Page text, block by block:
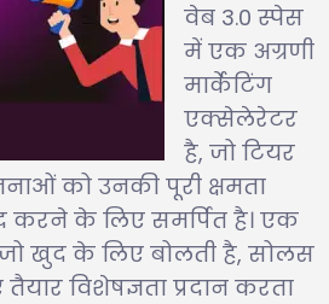
वेब 3.0 स्पेस
में एक अग्रणी
मार्केटिंग
एक्सेलेरेटर
है, जो टियर
को उनकी पूरी क्षमता
के लिए समर्पित है। एक
खुद के लिए बोलती है, सोलस
विशेषज्ञता प्रदान करता